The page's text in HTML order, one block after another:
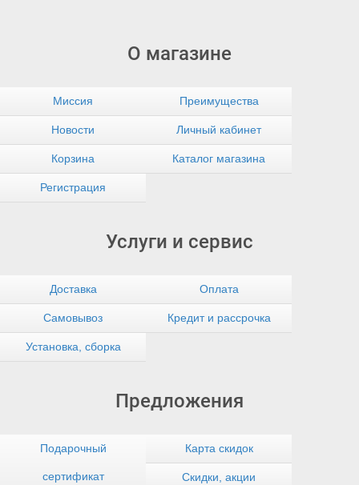
О магазине
Миссия Преимущества
Новости Личный кабинет
Корзина Каталог магазина
Регистрация
Услуги и сервис
Доставка Оплата
Самовывоз Кредит и рассрочка
Установка, сборка
Предложения
Подарочный
сертификат
Карта скидок
Скидки, акции